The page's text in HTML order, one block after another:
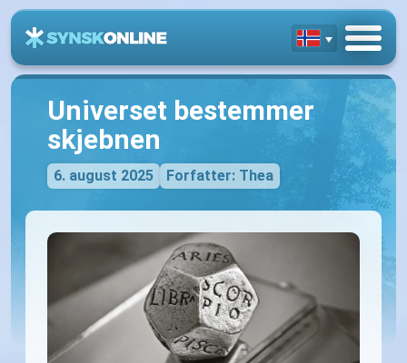
Universet bestemmer
skjebnen
6. august 2025 Forfatter: Thea